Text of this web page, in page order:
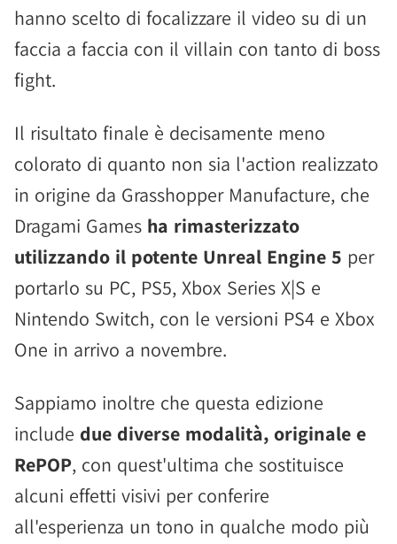
hanno scelto di focalizzare il video su di un
faccia a faccia con il villain con tanto di boss
fight.
Il risultato finale è decisamente meno
colorato di quanto non sia l'action realizzato
in origine da Grasshopper Manufacture, che
Dragami Games ha rimasterizzato
utilizzando il potente Unreal Engine 5 per
portarlo su PC, PS5, Xbox Series X|S e
Nintendo Switch, con le versioni PS4 e Xbox
One in arrivo a novembre.
Sappiamo inoltre che questa edizione
include due diverse modalità, originale e
RePOP, con quest'ultima che sostituisce
alcuni effetti visivi per conferire
all'esperienza un tono in qualche modo più